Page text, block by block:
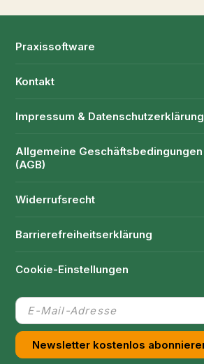
Praxissoftware
Kontakt
Impressum & Datenschutzerklärung
Allgemeine Geschäftsbedingungen
(AGB)
Widerrufsrecht
Barrierefreiheitserklärung
Cookie-Einstellungen